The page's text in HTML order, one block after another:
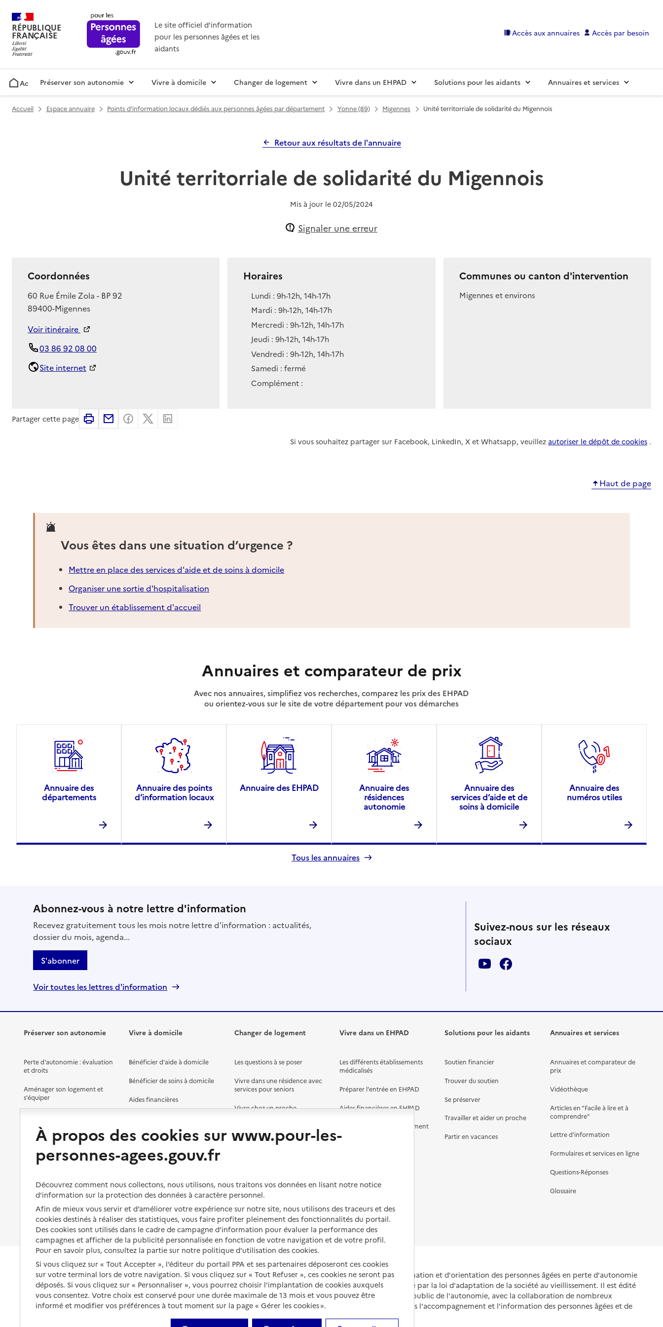
RÉPUBLIQUE
FRANÇAISE
Le site officiel d'information
pour les personnes âgées et les
aidants
Accès aux annuaires Accès par besoin
AccueilPréserver son autonomie Vivre à domicile Changer de logement Vivre dans un EHPAD Solutions pour les aidants Annuaires et services
Accueil Espace annuaire Points d'information locaux dédiés aux personnes âgées par département Yonne (89) Migennes Unité territorriale de solidarité du Migennois
Retour aux résultats de l'annuaire
Unité territorriale de solidarité du Migennois
Mis à jour le 02/05/2024
Signaler une erreur
Coordonnées
Adresse
60 Rue Émile Zola - BP 92
89400-Migennes
Voir itinéraire
03 86 92 08 00
Site internet
Horaires
Lundi : 9h-12h, 14h-17h
Mardi : 9h-12h, 14h-17h
Mercredi : 9h-12h, 14h-17h
Jeudi : 9h-12h, 14h-17h
Vendredi : 9h-12h, 14h-17h
Samedi : fermé
Complément :
Communes ou canton d'intervention
Migennes et environs
Partager cette page ImprimerPartager par email
Partager sur Facebook
Partager sur X
Si vous souhaitez partager sur Facebook, LinkedIn, X et Whatsapp, veuillez autoriser le dépôt de cookies .
Haut de page
Vous êtes dans une situation d’urgence ?
Mettre en place des services d'aide et de soins à domicile
Organiser une sortie d'hospitalisation
Trouver un établissement d'accueil
Annuaires et comparateur de prix
Avec nos annuaires, simplifiez vos recherches, comparez les prix des EHPAD
ou orientez-vous sur le site de votre département pour vos démarches
Annuaire des
départements
Annuaire des points
d’information locaux
Annuaire des EHPAD
Annuaire des
résidences
autonomie
Annuaire des
services d’aide et de
soins à domicile
Annuaire des
numéros utiles
Tous les annuaires
Abonnez-vous à notre lettre d'information
Recevez gratuitement tous les mois notre lettre d'information : actualités,
dossier du mois, agenda...
S'abonner
Voir toutes les lettres d'information
Suivez-nous sur les réseaux
sociaux
Préserver son autonomie
Perte d'autonomie : évaluation
et droits
Aménager son logement et
s'équiper
Organiser à l'avance sa propre
protection
Les obligations de la famille
À qui s’adresser ?
Les politiques du grand âge
Vivre à domicile
Bénéficier d'aide à domicile
Bénéficier de soins à domicile
Aides financières
Partager son logement
Vivre à domicile avec une
maladie ou un handicap
Être hospitalisé
Changer de logement
Les questions à se poser
Vivre dans une résidence avec
services pour seniors
Vivre chez un proche
Autres solutions de logement
Vivre dans un EHPAD
Les différents établissements
médicalisés
Préparer l'entrée en EHPAD
Aides financières en EHPAD
Prévention, accompagnement
et soins
Droits en EHPAD
Solutions pour les aidants
Soutien financier
Trouver du soutien
Se préserver
Travailler et aider un proche
Partir en vacances
Annuaires et services
Annuaires et comparateur de
prix
Vidéothèque
Articles en "Facile à lire et à
comprendre"
Lettre d'information
Formulaires et services en ligne
Questions-Réponses
Glossaire
Portail national d'information et d'orientation des personnes âgées en perte d'autonomie
et de leurs proches, créé par la loi d'adaptation de la société au vieillissement. Il est édité
et animé par le Service public de l'autonomie, avec la collaboration de nombreux
partenaires engagés dans l'accompagnement et l'information des personnes âgées et de
leurs aidants.
À propos des cookies sur www.pour-les-
personnes-agees.gouv.fr
Découvrez comment nous collectons, nous utilisons, nous traitons vos données en lisant notre notice
d’information sur la protection des données à caractère personnel.
Afin de mieux vous servir et d’améliorer votre expérience sur notre site, nous utilisons des traceurs et des
cookies destinés à réaliser des statistiques, vous faire profiter pleinement des fonctionnalités du portail.
Des cookies sont utilisés dans le cadre de campagne d’information pour évaluer la performance des
campagnes et afficher de la publicité personnalisée en fonction de votre navigation et de votre profil.
Pour en savoir plus, consultez la partie sur notre politique d'utilisation des cookies.
Si vous cliquez sur « Tout Accepter », l’éditeur du portail PPA et ses partenaires déposeront ces cookies
sur votre terminal lors de votre navigation. Si vous cliquez sur « Tout Refuser », ces cookies ne seront pas
déposés. Si vous cliquez sur « Personnaliser », vous pourrez choisir l’implantation de cookies auxquels
vous consentez. Votre choix est conservé pour une durée maximale de 13 mois et vous pouvez être
informé et modifier vos préférences à tout moment sur la page « Gérer les cookies ».